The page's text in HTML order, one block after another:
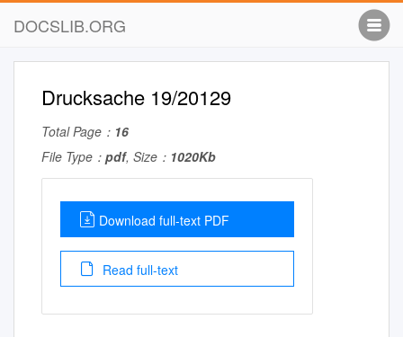
DOCSLIB.ORG
Drucksache 19/20129
Total Page： 16
File Type： pdf, Size： 1020Kb
Download full-text PDF
Read full-text